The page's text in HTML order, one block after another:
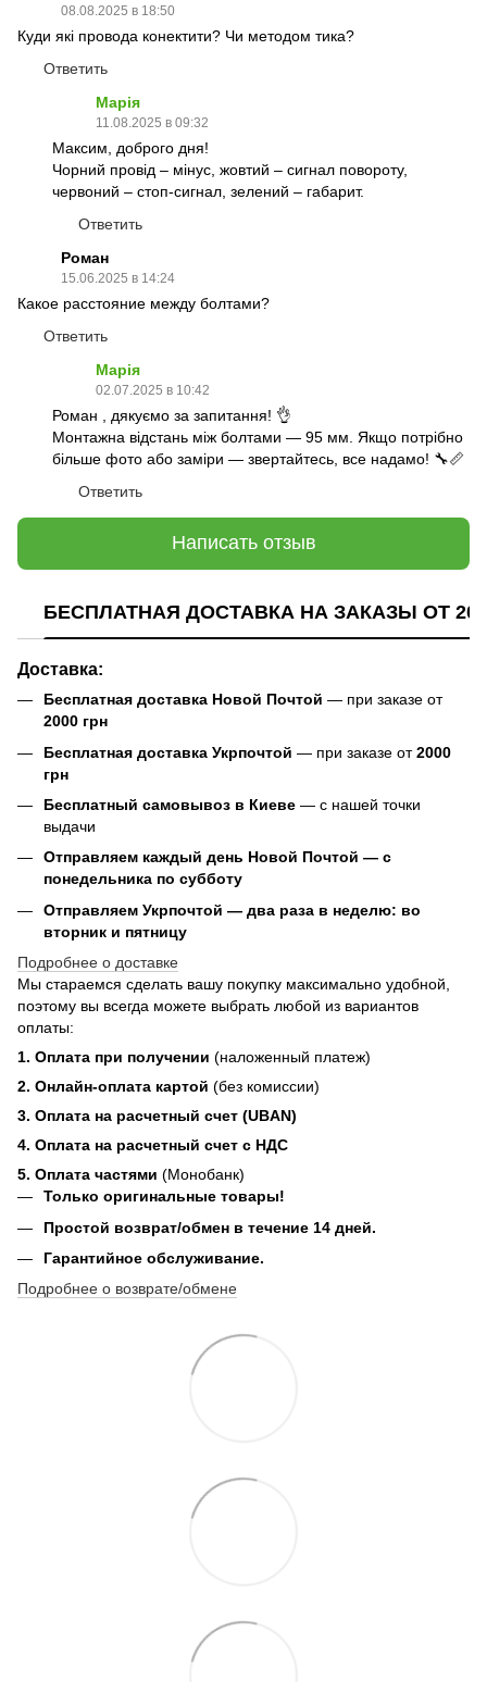
08.08.2025 в 18:50
Куди які провода конектити? Чи методом тика?
Ответить
Марія
11.08.2025 в 09:32
Максим, доброго дня!
Чорний провід – мінус, жовтий – сигнал повороту,
червоний – стоп-сигнал, зелений – габарит.
Ответить
Роман
15.06.2025 в 14:24
Какое расстояние между болтами?
Ответить
Марія
02.07.2025 в 10:42
Роман , дякуємо за запитання! 👌
Монтажна відстань між болтами — 95 мм. Якщо потрібно
більше фото або заміри — звертайтесь, все надамо! 🔧📏
Ответить
Написать отзыв
БЕСПЛАТНАЯ ДОСТАВКА НА ЗАКАЗЫ ОТ
Доставка:
Бесплатная доставка Новой Почтой — при заказе от
2000 грн
Бесплатная доставка Укрпочтой — при заказе от2000
грн
Бесплатный самовывоз в Киеве — с нашей точки
выдачи
Отправляем каждый день Новой Почтой — с
понедельника по субботу
Отправляем Укрпочтой — два раза в неделю: во
вторник и пятницу
Подробнее о доставке
Мы стараемся сделать вашу покупку максимально удобной,
поэтому вы всегда можете выбрать любой из вариантов
оплаты:
1. Оплата при получении (наложенный платеж)
2. Онлайн-оплата картой (без комиссии)
3. Оплата на расчетный счет (UBAN)
4. Оплата на расчетный счет с НДС
5. Оплата частями (Монобанк)
Только оригинальные товары!
Простой возврат/обмен в течение 14 дней.
Гарантийное обслуживание.
Подробнее о возврате/обмене